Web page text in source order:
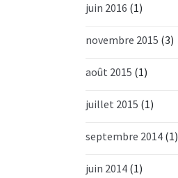
juin 2016 (1)
novembre 2015 (3)
août 2015 (1)
juillet 2015 (1)
septembre 2014 (1)
juin 2014 (1)